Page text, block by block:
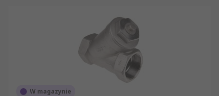
W magazynie